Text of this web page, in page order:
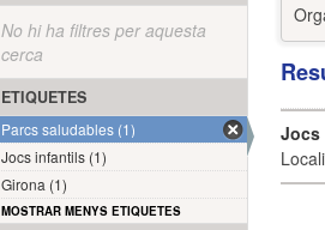
No hi ha filtres per aquesta
cerca
ETIQUETES
Parcs saludables (1)
Jocs infantils (1)
Girona (1)
MOSTRAR MENYS ETIQUETES